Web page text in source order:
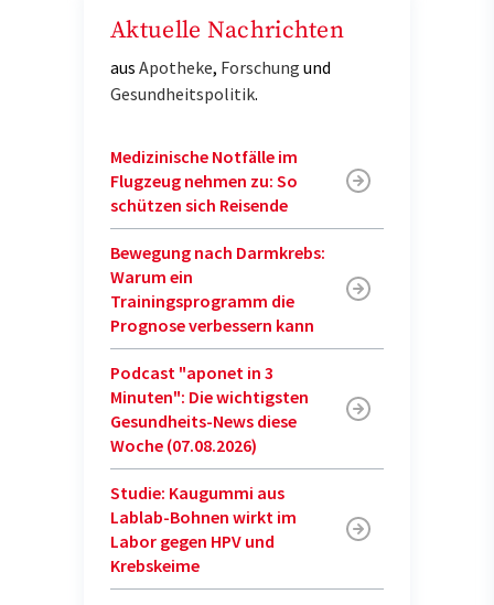
Aktuelle Nachrichten
aus Apotheke, Forschung und
Gesundheitspolitik.
Medizinische Notfälle im
Flugzeug nehmen zu: So
schützen sich Reisende
Bewegung nach Darmkrebs:
Warum ein
Trainingsprogramm die
Prognose verbessern kann
Podcast "aponet in 3
Minuten": Die wichtigsten
Gesundheits-News diese
Woche (07.08.2026)
Studie: Kaugummi aus
Lablab-Bohnen wirkt im
Labor gegen HPV und
Krebskeime